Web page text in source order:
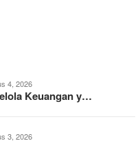
4, 2026
Keuangan y…
3, 2026